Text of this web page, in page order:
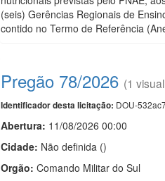
(seis) Gerências Regionais de
contido no Termo de Referência
Pregão 78/2026 (1
Identificador desta licitação: DOU-
Abertura: 11/08/2026 00:00
Cidade: Não definida ()
Orgão: Comando Militar do Sul